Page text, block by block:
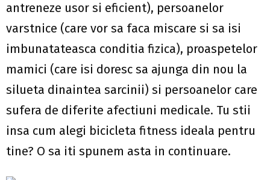
antreneze usor si eficient), persoanelor
varstnice (care vor sa faca miscare si sa isi
imbunatateasca conditia fizica), proaspetelor
mamici (care isi doresc sa ajunga din nou la
silueta dinaintea sarcinii) si persoanelor care
sufera de diferite afectiuni medicale. Tu stii
insa cum alegi bicicleta fitness ideala pentru
tine? O sa iti spunem asta in continuare.